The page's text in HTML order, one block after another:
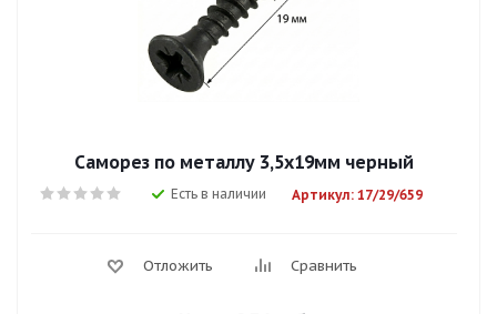
Саморез по металлу 3,5х19мм черный
Есть в наличии Артикул: 17/29/659
Отложить Сравнить